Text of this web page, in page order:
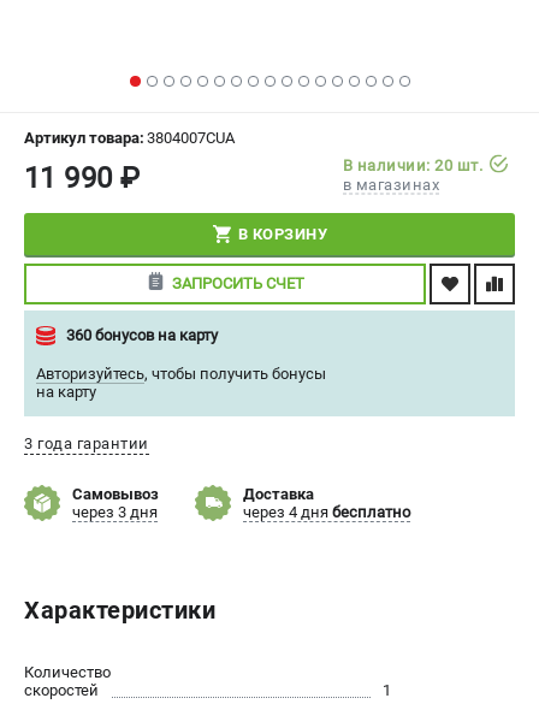
СЕРВИС
ИЗБРАННОЕ
СРАВНЕНИЕ ( 0 )
ПОДДЕРЖКА
Политика обработки персональных данных
ИНФОРМАЦИЯ
Новости
Правила обмена и возврата
Артикул товара: 3804007CUA
11 990 ₽
В наличии: 20 шт.
в магазинах
В КОРЗИНУ
ЗАПРОСИТЬ СЧЕТ
360 бонусов на карту
Авторизуйтесь, чтобы получить бонусы
на карту
3 года гарантии
Самовывоз
через 3 дня
Доставка
через 4 дня бесплатно
Характеристики
Количество
скоростей
1